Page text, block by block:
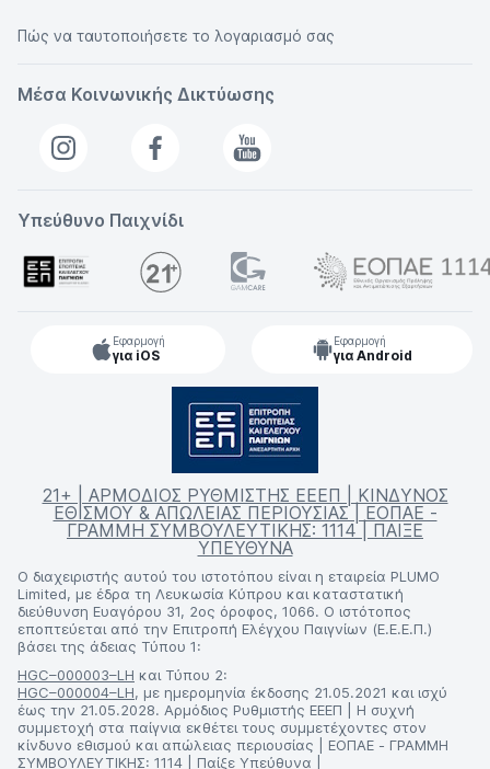
Πώς να ταυτοποιήσετε το λογαριασμό σας
Μέσα Κοινωνικής Δικτύωσης
Υπεύθυνο Παιχνίδι
Εφαρμογή
για iOS
Εφαρμογή
για Android
21+ | ΑΡΜΟΔΙΟΣ ΡΥΘΜΙΣΤΗΣ ΕΕΕΠ | ΚΙΝΔΥΝΟΣ
ΕΘΙΣΜΟΥ & ΑΠΩΛΕΙΑΣ ΠΕΡΙΟΥΣΙΑΣ | ΕΟΠΑΕ -
ΓΡΑΜΜΗ ΣΥΜΒΟΥΛΕΥΤΙΚΗΣ: 1114 | ΠΑΙΞΕ
ΥΠΕΥΘΥΝΑ
Ο διαχειριστής αυτού του ιστοτόπου είναι η εταιρεία PLUMO
Limited, με έδρα τη Λευκωσία Κύπρου και καταστατική
διεύθυνση Ευαγόρου 31, 2ος όροφος, 1066. Ο ιστότοπος
εποπτεύεται από την Επιτροπή Ελέγχου Παιγνίων (Ε.Ε.Ε.Π.)
βάσει της άδειας Τύπου 1:
HGC–000003–LH και Τύπου 2:
HGC–000004–LH, με ημερομηνία έκδοσης 21.05.2021 και ισχύ
έως την 21.05.2028. Αρμόδιος Ρυθμιστής ΕΕΕΠ | Η συχνή
συμμετοχή στα παίγνια εκθέτει τους συμμετέχοντες στον
κίνδυνο εθισμού και απώλειας περιουσίας | ΕΟΠΑΕ - ΓΡΑΜΜΗ
ΣΥΜΒΟΥΛΕΥΤΙΚΗΣ: 1114 | Παίξε Υπεύθυνα |